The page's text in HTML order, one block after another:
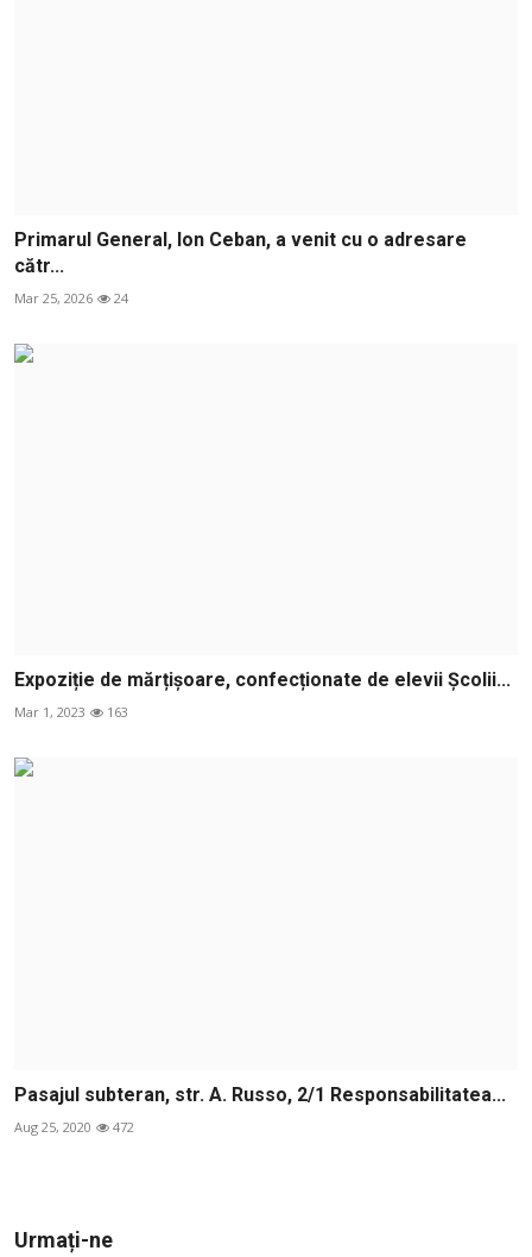
Primarul General, Ion Ceban, a venit cu o adresare
cătr...
Mar 25, 2026 24
Expoziție de mărțișoare, confecționate de elevii Școlii...
Mar 1, 2023 163
Pasajul subteran, str. A. Russo, 2/1 Responsabilitatea...
Aug 25, 2020 472
Urmați-ne